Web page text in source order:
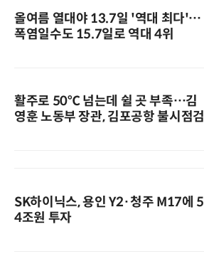
올여름 열대야 13.7일 '역대 최다'…
폭염일수도 15.7일로 역대 4위
활주로 50℃ 넘는데 쉴 곳 부족…김
영훈 노동부 장관, 김포공항 불시점검
SK하이닉스, 용인 Y2·청주 M17에 5
4조원 투자